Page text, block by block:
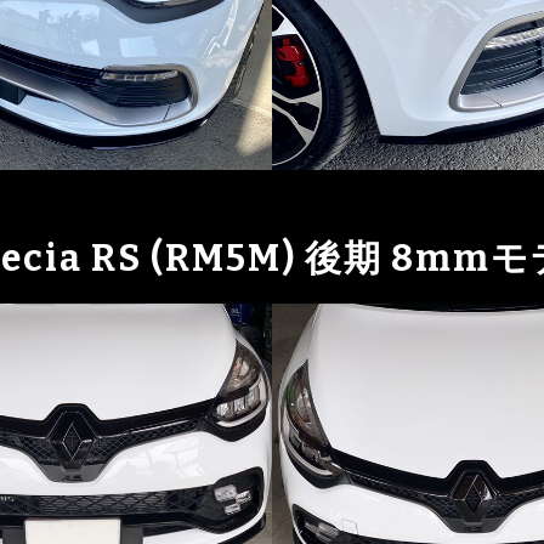
RS (RM5M) 後期 8mmモ